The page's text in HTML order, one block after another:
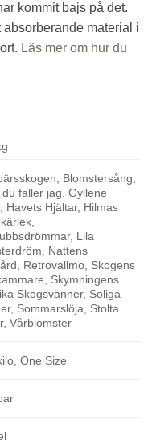
kommit bajs på det.
absorberande material i
Läs mer om hur du
Blomstersång,
du faller jag, Gyllene
Havets Hjältar, Hilmas
Lila
Nattens
Retrovallmo, Skogens
Skymningens
Skogsvänner, Soliga
Sommarslöja, Stolta
Vårblomster
One Size